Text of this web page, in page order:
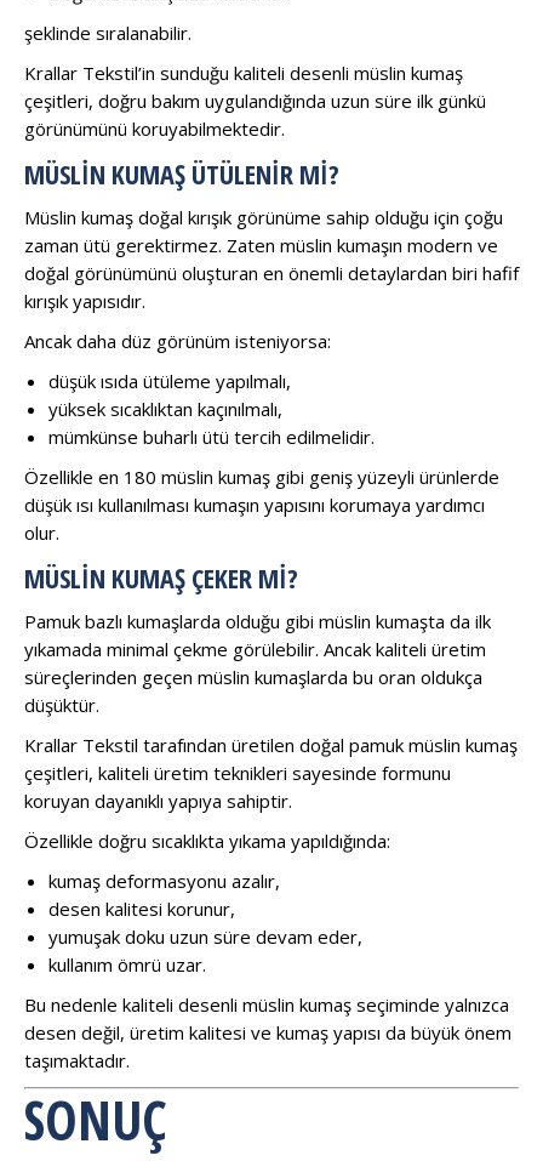
şeklinde sıralanabilir.
Krallar Tekstil’in sunduğu kaliteli desenli müslin kumaş
çeşitleri, doğru bakım uygulandığında uzun süre ilk günkü
görünümünü koruyabilmektedir.
MÜSLIN KUMAŞ ÜTÜLENIR MI?
Müslin kumaş doğal kırışık görünüme sahip olduğu için çoğu
zaman ütü gerektirmez. Zaten müslin kumaşın modern ve
doğal görünümünü oluşturan en önemli detaylardan biri hafif
kırışık yapısıdır.
Ancak daha düz görünüm isteniyorsa:
düşük ısıda ütüleme yapılmalı,
yüksek sıcaklıktan kaçınılmalı,
mümkünse buharlı ütü tercih edilmelidir.
Özellikle en 180 müslin kumaş gibi geniş yüzeyli ürünlerde
düşük ısı kullanılması kumaşın yapısını korumaya yardımcı
olur.
MÜSLIN KUMAŞ ÇEKER MI?
Pamuk bazlı kumaşlarda olduğu gibi müslin kumaşta da ilk
yıkamada minimal çekme görülebilir. Ancak kaliteli üretim
süreçlerinden geçen müslin kumaşlarda bu oran oldukça
düşüktür.
Krallar Tekstil tarafından üretilen doğal pamuk müslin kumaş
çeşitleri, kaliteli üretim teknikleri sayesinde formunu
koruyan dayanıklı yapıya sahiptir.
Özellikle doğru sıcaklıkta yıkama yapıldığında:
kumaş deformasyonu azalır,
desen kalitesi korunur,
yumuşak doku uzun süre devam eder,
kullanım ömrü uzar.
Bu nedenle kaliteli desenli müslin kumaş seçiminde yalnızca
desen değil, üretim kalitesi ve kumaş yapısı da büyük önem
taşımaktadır.
SONUÇ